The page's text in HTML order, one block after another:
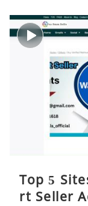
Top 5
rt Seller